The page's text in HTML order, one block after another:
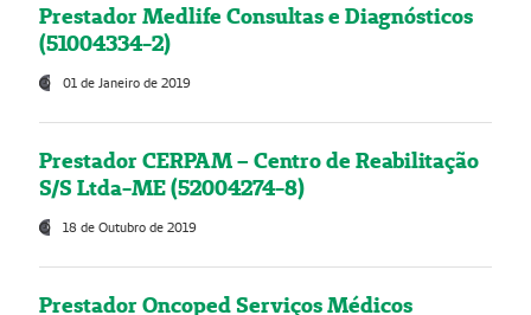
Prestador Medlife Consultas e Diagnósticos
(51004334-2)
01 de Janeiro de 2019
Prestador CERPAM – Centro de Reabilitação
S/S Ltda-ME (52004274-8)
18 de Outubro de 2019
Prestador Oncoped Serviços Médicos